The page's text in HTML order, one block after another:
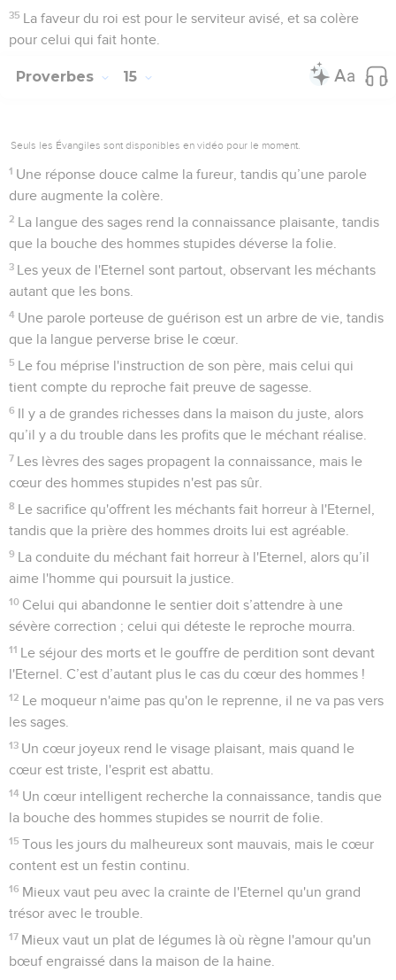
35 La faveur du roi est pour le serviteur avisé, et sa colère
pour celui qui fait honte.
Proverbes 15
Seuls les Évangiles sont disponibles en vidéo pour le moment.
1 Une réponse douce calme la fureur, tandis qu’une parole
dure augmente la colère.
2 La langue des sages rend la connaissance plaisante, tandis
que la bouche des hommes stupides déverse la folie.
3 Les yeux de l'Eternel sont partout, observant les méchants
autant que les bons.
4 Une parole porteuse de guérison est un arbre de vie, tandis
que la langue perverse brise le cœur.
5 Le fou méprise l'instruction de son père, mais celui qui
tient compte du reproche fait preuve de sagesse.
6 Il y a de grandes richesses dans la maison du juste, alors
qu’il y a du trouble dans les profits que le méchant réalise.
7 Les lèvres des sages propagent la connaissance, mais le
cœur des hommes stupides n'est pas sûr.
8 Le sacrifice qu'offrent les méchants fait horreur à l'Eternel,
tandis que la prière des hommes droits lui est agréable.
9 La conduite du méchant fait horreur à l'Eternel, alors qu’il
aime l'homme qui poursuit la justice.
10 Celui qui abandonne le sentier doit s’attendre à une
sévère correction ; celui qui déteste le reproche mourra.
11 Le séjour des morts et le gouffre de perdition sont devant
l'Eternel. C’est d’autant plus le cas du cœur des hommes !
12 Le moqueur n'aime pas qu'on le reprenne, il ne va pas vers
les sages.
13 Un cœur joyeux rend le visage plaisant, mais quand le
cœur est triste, l'esprit est abattu.
14 Un cœur intelligent recherche la connaissance, tandis que
la bouche des hommes stupides se nourrit de folie.
15 Tous les jours du malheureux sont mauvais, mais le cœur
content est un festin continu.
16 Mieux vaut peu avec la crainte de l'Eternel qu'un grand
trésor avec le trouble.
17 Mieux vaut un plat de légumes là où règne l'amour qu'un
bœuf engraissé dans la maison de la haine.